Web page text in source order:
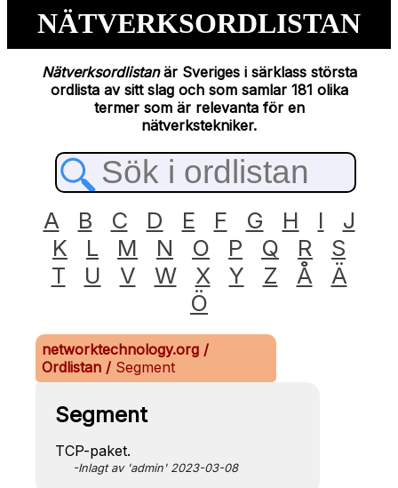
NÄTVERKSORDLISTAN
Nätverksordlistanär Sveriges i särklass största
ordlista av sitt slag och som samlar 181 olika
termer som är relevanta för en
nätverkstekniker.
A B C D E F G H I
J
K
L M N O P Q R
S
T
U V W X Y Z Å
Ä
Ö
networktechnology.org /
Ordlistan / Segment
Segment
TCP-paket.
-Inlagt av 'admin' 2023-03-08